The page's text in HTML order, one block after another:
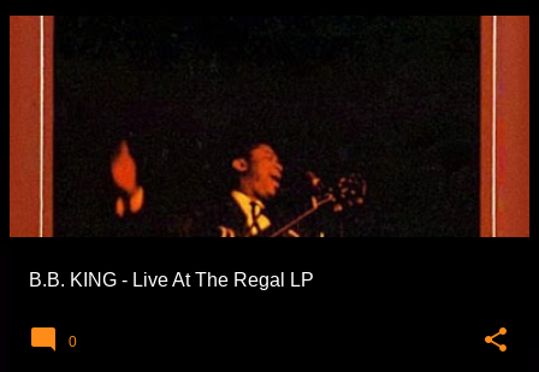
B.B. KING - Live At The Regal LP
0